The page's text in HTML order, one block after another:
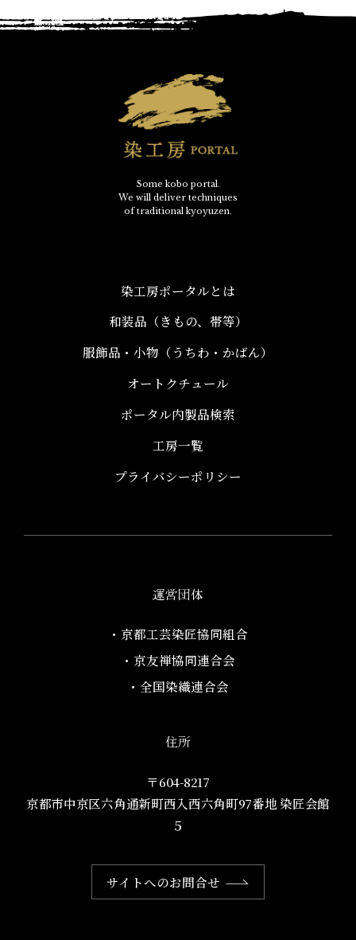
Some kobo portal.
We will deliver techniques
of traditional kyoyuzen.
染工房ポータルとは
和装品（きもの、帯等）​
服飾品・小物​（うちわ・かばん）
オートクチュール
ポータル内製品検索
工房一覧
プライバシーポリシー
運営団体
・京都工芸染匠協同組合​
・京友禅協同連合会
・全国染織連合会
住所
〒604-8217
京都市中京区六角通新町西入西六角町97番地​ 染匠会館
５
サイトへのお問合せ